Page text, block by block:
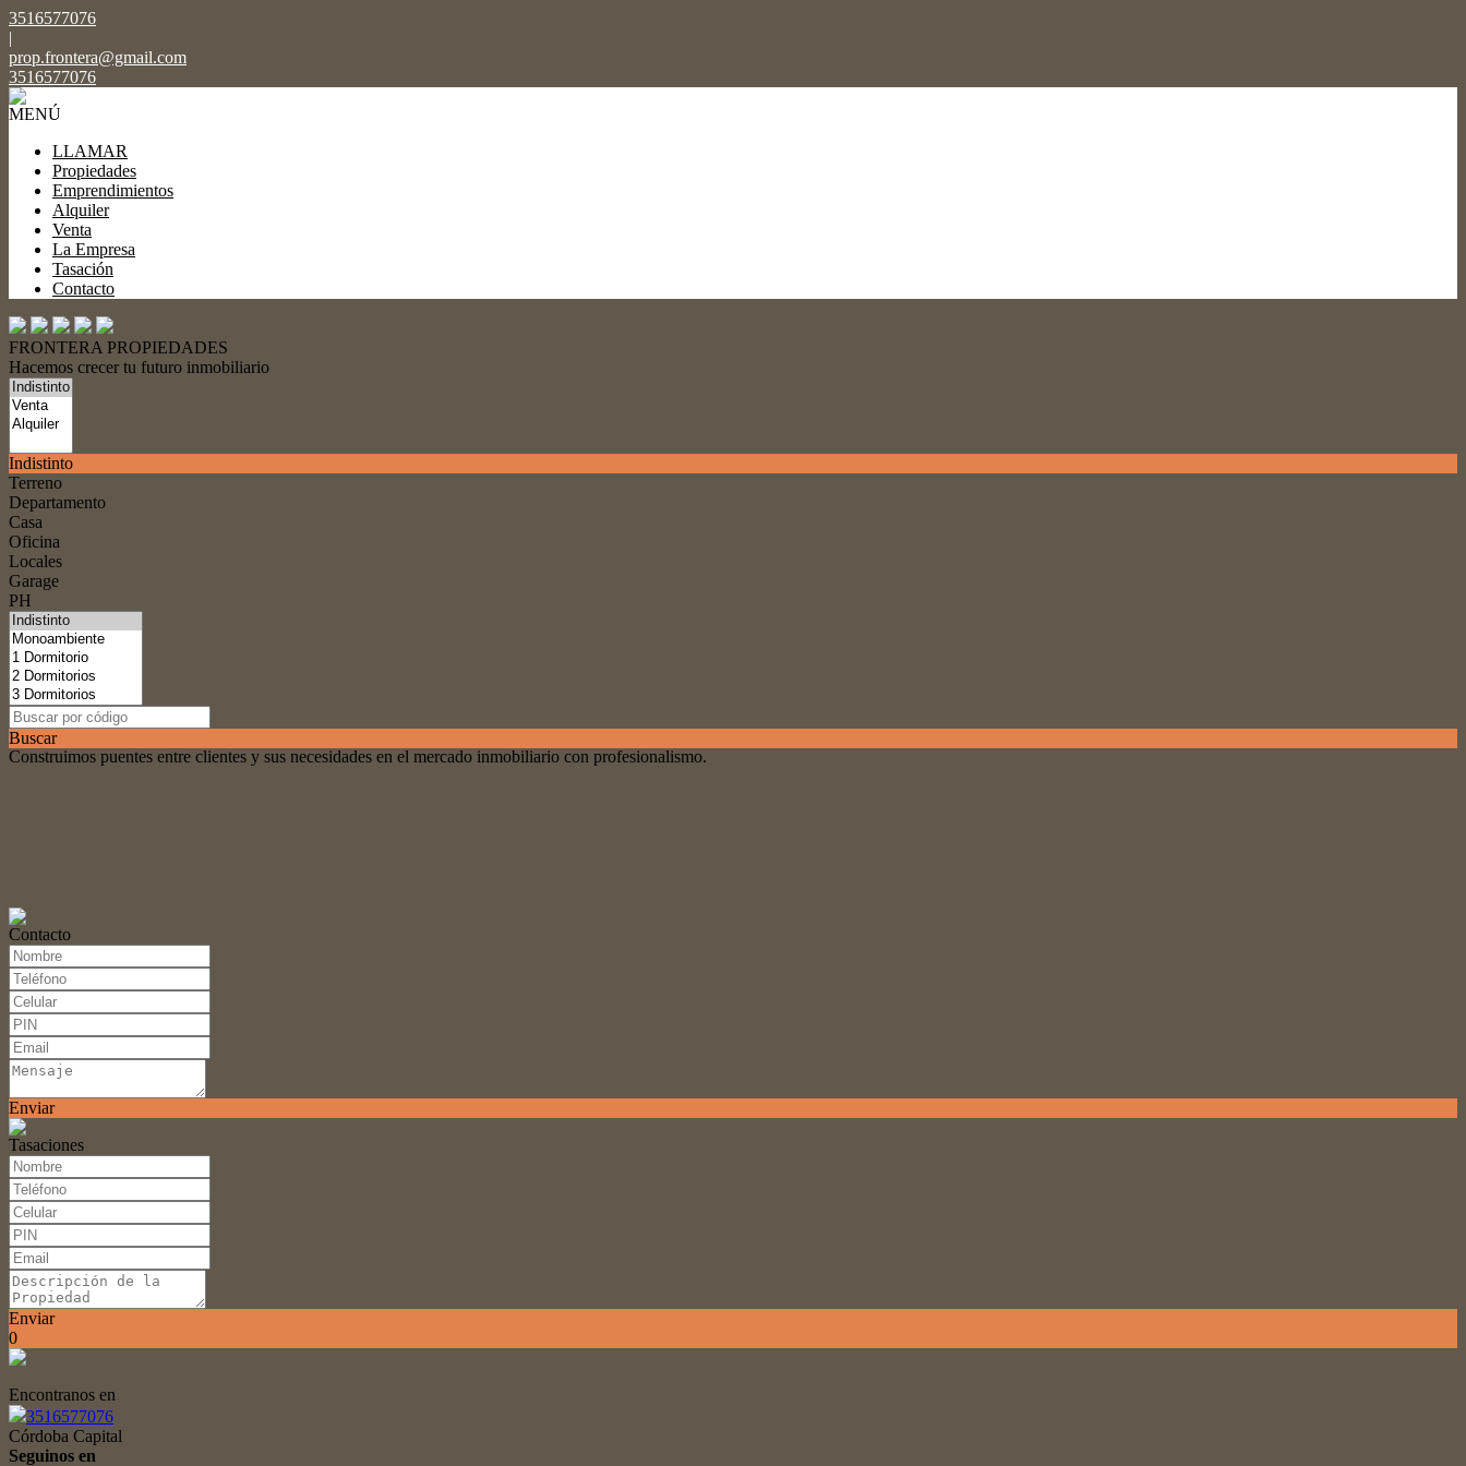
3516577076
|
prop.frontera@gmail.com
3516577076
MENÚ
LLAMAR
Propiedades
Emprendimientos
Alquiler
Venta
La Empresa
Tasación
Contacto
FRONTERA PROPIEDADES
Hacemos crecer tu futuro inmobiliario
Indistinto
Terreno
Departamento
Casa
Oficina
Locales
Garage
PH
Buscar
Construimos puentes entre clientes y sus necesidades en el mercado inmobiliario con profesionalismo.
Contacto
Enviar
Tasaciones
Enviar
0
Encontranos en
3516577076
Córdoba Capital
Seguinos en